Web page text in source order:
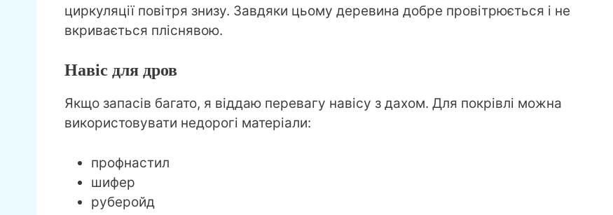
циркуляції повітря знизу. Завдяки цьому деревина добре провітрюється і не
вкривається пліснявою.
Навіс для дров
Якщо запасів багато, я віддаю перевагу навісу з дахом. Для покрівлі можна
використовувати недорогі матеріали:
профнастил
шифер
руберойд